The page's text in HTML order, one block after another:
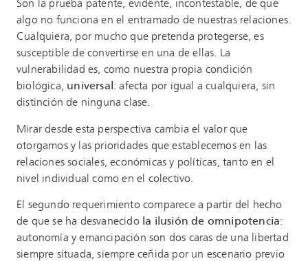
Son la prueba patente, evidente, incontestable, de que
algo no funciona en el entramado de nuestras relaciones.
Cualquiera, por mucho que pretenda protegerse, es
susceptible de convertirse en una de ellas. La
vulnerabilidad es, como nuestra propia condición
biológica, universal : afecta por igual a cualquiera, sin
distinción de ninguna clase.
Mirar desde esta perspectiva cambia el valor que
otorgamos y las prioridades que establecemos en las
relaciones sociales, económicas y políticas, tanto en el
nivel individual como en el colectivo.
El segundo requerimiento comparece a partir del hecho
de que se ha desvanecidola ilusión de omnipotencia:
autonomía y emancipación son dos caras de una libertad
siempre situada, siempre ceñida por un escenario previo